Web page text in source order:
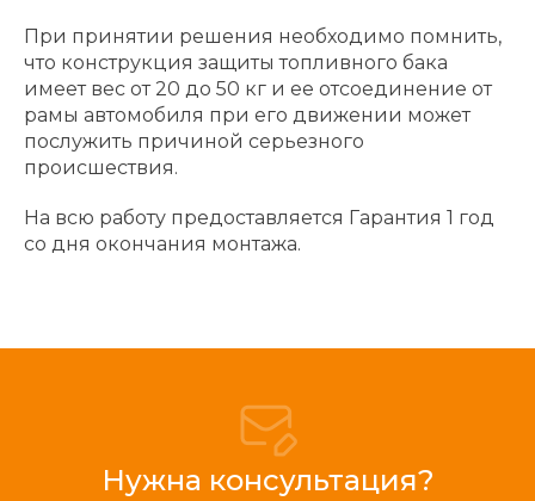
При принятии решения необходимо помнить,
что конструкция защиты топливного бака
имеет вес от 20 до 50 кг и ее отсоединение от
рамы автомобиля при его движении может
послужить причиной серьезного
происшествия.
На всю работу предоставляется Гарантия 1 год
со дня окончания монтажа.
Нужна консультация?